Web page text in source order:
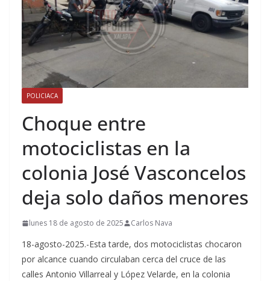
POLICIACA
Choque entre
motociclistas en la
colonia José Vasconcelos
deja solo daños menores
lunes 18 de agosto de 2025 Carlos Nava
18-agosto-2025.-Esta tarde, dos motociclistas chocaron
por alcance cuando circulaban cerca del cruce de las
calles Antonio Villarreal y López Velarde, en la colonia